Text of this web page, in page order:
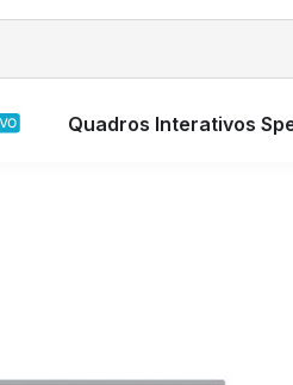
Quadros Interativos